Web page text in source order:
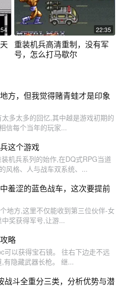
22:35
重装机兵高清重制，没有军
号，怎么打马歇尔
方，但我觉得赌青蛙才是印象
多太多的回忆,其中越是游戏初期的
信每个当年的玩家...
这个游戏
机兵系列的始作,在DQ式RPG当道
风格、人与战车双系统、...
羞涩的蓝色战车，这次要提前
地方,这里不仅能收到第三位伙伴-女
奖获得军号,让游...
略
可以获得宝石镜。 往右下边走不远
有隐藏武器长枪。 继...
战斗全重分三类，分析优势与潜